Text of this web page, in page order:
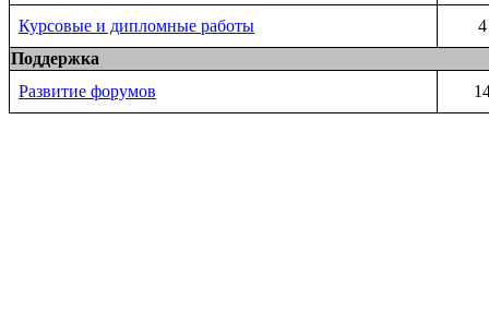
Курсовые и дипломные работы
4
Поддержка
Развитие форумов